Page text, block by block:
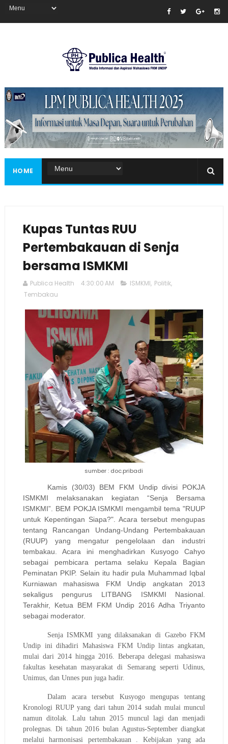
Masukkan iklan disini!
HOME
Kupas Tuntas RUU
Pertembakauan di Senja
bersama ISMKMI
Publica Health 4:30:00 AM ISMKMI, Politik,
Tembakau
sumber : doc.pribadi
Kamis (30/03) BEM FKM Undip divisi POKJA
ISMKMI melaksanakan kegiatan “Senja Bersama
ISMKMI”. BEM POKJA ISMKMI mengambil tema "RUUP
untuk Kepentingan Siapa?". Acara tersebut mengupas
tentang Rancangan Undang-Undang Pertembakauan
(RUUP) yang mengatur pengelolaan dan industri
tembakau. Acara ini menghadirkan Kusyogo Cahyo
sebagai pembicara pertama selaku Kepala Bagian
Peminatan PKIP. Selain itu hadir pula Muhammad Iqbal
Kurniawan mahasiswa FKM Undip angkatan 2013
sekaligus pengurus LITBANG ISMKMI Nasional.
Terakhir, Ketua BEM FKM Undip 2016 Adha Triyanto
sebagai moderator.
Senja ISMKMI yang dilaksanakan di Gazebo FKM
Undip ini dihadiri Mahasiswa FKM Undip lintas angkatan,
mulai dari 2014 hingga 2016. Beberapa delegasi mahasiswa
fakultas kesehatan masyarakat di Semarang seperti Udinus,
Unimus, dan Unnes pun juga hadir.
Dalam acara tersebut Kusyogo mengupas tentang
Kronologi RUUP yang dari tahun 2014 sudah mulai muncul
namun ditolak. Lalu tahun 2015 muncul lagi dan menjadi
prolegnas. Di tahun 2016 bulan Agustus-September diangkat
melalui harmonisasi pertembakauan . Kebijakan yang ada